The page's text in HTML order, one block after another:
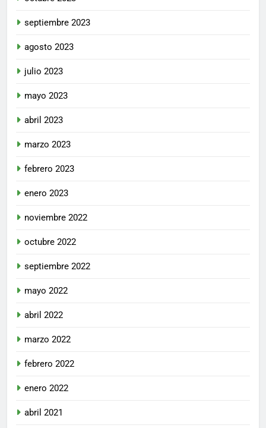
septiembre 2023
agosto 2023
julio 2023
mayo 2023
abril 2023
marzo 2023
febrero 2023
enero 2023
noviembre 2022
octubre 2022
septiembre 2022
mayo 2022
abril 2022
marzo 2022
febrero 2022
enero 2022
abril 2021